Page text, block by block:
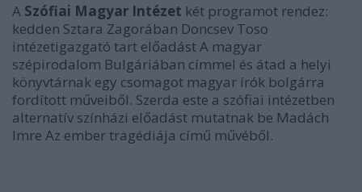
A Szófiai Magyar Intézet két programot rendez:
kedden Sztara Zagorában Doncsev Toso
intézetigazgató tart előadást A magyar
szépirodalom Bulgáriában címmel és átad a helyi
könyvtárnak egy csomagot magyar írók bolgárra
fordított műveiből. Szerda este a szófiai intézetben
alternatív színházi előadást mutatnak be Madách
Imre Az ember tragédiája című művéből.